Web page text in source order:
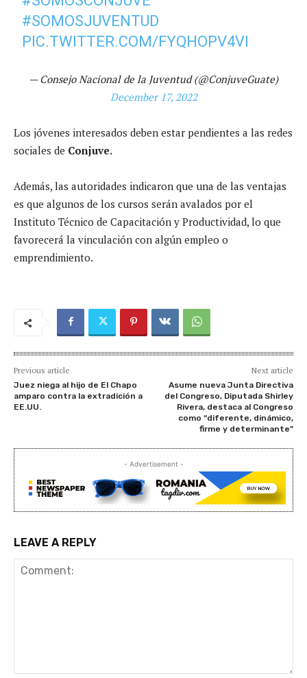
#SOMOSJUVENTUD
PIC.TWITTER.COM/FYQHOPV4VI
— Consejo Nacional de la Juventud (@ConjuveGuate)
December 17, 2022
Los jóvenes interesados deben estar pendientes a las redes
sociales de Conjuve.
Además, las autoridades indicaron que una de las ventajas
es que algunos de los cursos serán avalados por el
Instituto Técnico de Capacitación y Productividad, lo que
favorecerá la vinculación con algún empleo o
emprendimiento.
Previous article
Juez niega al hijo de El Chapo
amparo contra la extradición a
EE.UU.
Next article
Asume nueva Junta Directiva
del Congreso, Diputada Shirley
Rivera, destaca al Congreso
como “diferente, dinámico,
firme y determinante”
- Advertisement -
LEAVE A REPLY